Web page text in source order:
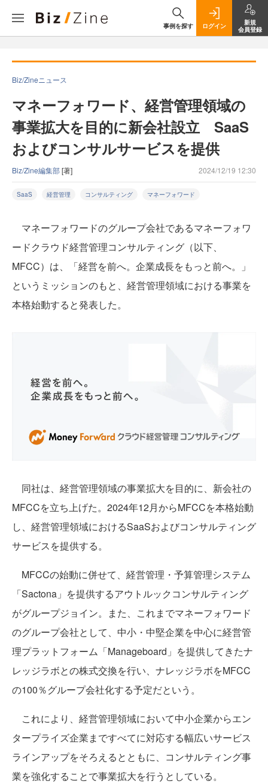
事例を探す ログイン
新規
会員登録
Biz/Zineニュース
マネーフォワード、経営管理領域の
事業拡大を目的に新会社設立 SaaS
およびコンサルサービスを提供
Biz/Zine編集部[著] 2024/12/19 12:30
SaaS 経営管理 コンサルティング マネーフォワード
マネーフォワードのグループ会社であるマネーフォワ
ードクラウド経営管理コンサルティング（以下、
MFCC）は、「経営を前へ。企業成長をもっと前へ。」
というミッションのもと、経営管理領域における事業を
本格始動すると発表した。
同社は、経営管理領域の事業拡大を目的に、新会社の
MFCCを立ち上げた。2024年12月からMFCCを本格始動
し、経営管理領域におけるSaaSおよびコンサルティング
サービスを提供する。
MFCCの始動に併せて、経営管理・予算管理システム
「Sactona」を提供するアウトルックコンサルティング
がグループジョイン。また、これまでマネーフォワード
のグループ会社として、中小・中堅企業を中心に経営管
理プラットフォーム「Manageboard」を提供してきたナ
レッジラボとの株式交換を行い、ナレッジラボをMFCC
の100％グループ会社化する予定だという。
これにより、経営管理領域において中小企業からエン
タープライズ企業まですべてに対応する幅広いサービス
ラインアップをそろえるとともに、コンサルティング事
業を強化することで事業拡大を行うとしている。